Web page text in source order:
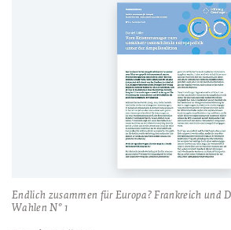
Endlich zusammen für Europa? Frankreich und
Wahlen N° 1